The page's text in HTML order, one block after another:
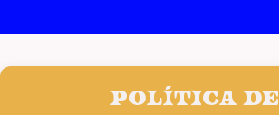
Política de